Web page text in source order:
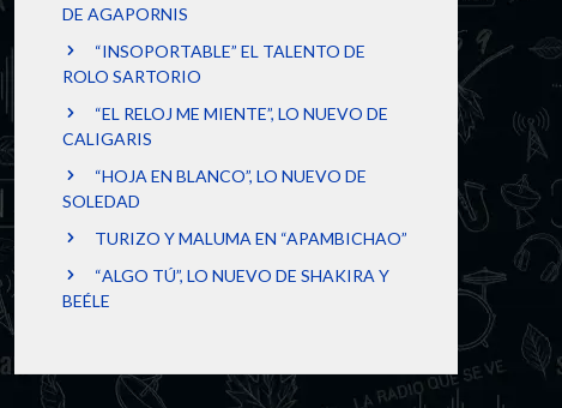
DE AGAPORNIS
“INSOPORTABLE” EL TALENTO DE
ROLO SARTORIO
“EL RELOJ ME MIENTE”, LO NUEVO DE
CALIGARIS
“HOJA EN BLANCO”, LO NUEVO DE
SOLEDAD
TURIZO Y MALUMA EN “APAMBICHAO”
“ALGO TÚ”, LO NUEVO DE SHAKIRA Y
BEÉLE